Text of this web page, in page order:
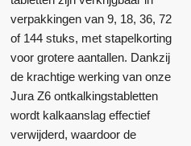
verpakkingen van 9, 18, 36, 72
of 144 stuks, met stapelkorting
voor grotere aantallen. Dankzij
de krachtige werking van onze
Jura Z6 ontkalkingstabletten
wordt kalkaanslag effectief
verwijderd, waardoor de